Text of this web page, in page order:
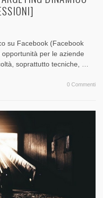
su Facebook (Facebook
per le aziende
soprattutto tecniche, …
0 Commenti